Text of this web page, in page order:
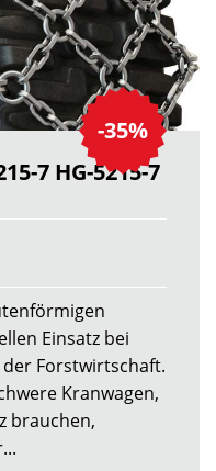
-35%
7 HG-5215-7
Einsatz bei
Forstwirtschaft.
Kranwagen,
brauchen,